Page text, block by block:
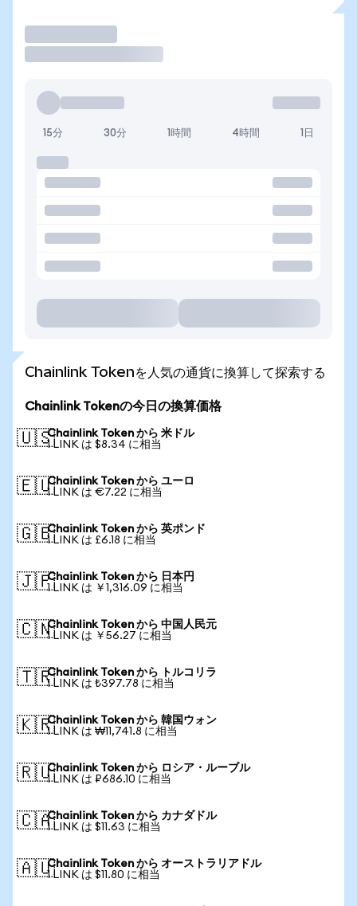
15分 30分 1時間 4時間 1日
Chainlink Tokenを人気の通貨に換算して探索する
Chainlink Tokenの今日の換算価格
🇺🇸Chainlink Token から 米ドル
1 LINK は $8.34 に相当
🇪🇺Chainlink Token から ユーロ
1 LINK は €7.22 に相当
🇬🇧Chainlink Token から 英ポンド
1 LINK は £6.18 に相当
🇯🇵Chainlink Token から 日本円
1 LINK は ￥1,316.09 に相当
🇨🇳Chainlink Token から 中国人民元
1 LINK は ￥56.27 に相当
🇹🇷Chainlink Token から トルコリラ
1 LINK は ₺397.78 に相当
🇰🇷Chainlink Token から 韓国ウォン
1 LINK は ₩11,741.8 に相当
🇷🇺Chainlink Token から ロシア・ルーブル
1 LINK は ₽686.10 に相当
🇨🇦Chainlink Token から カナダドル
1 LINK は $11.63 に相当
🇦🇺Chainlink Token から オーストラリアドル
1 LINK は $11.80 に相当